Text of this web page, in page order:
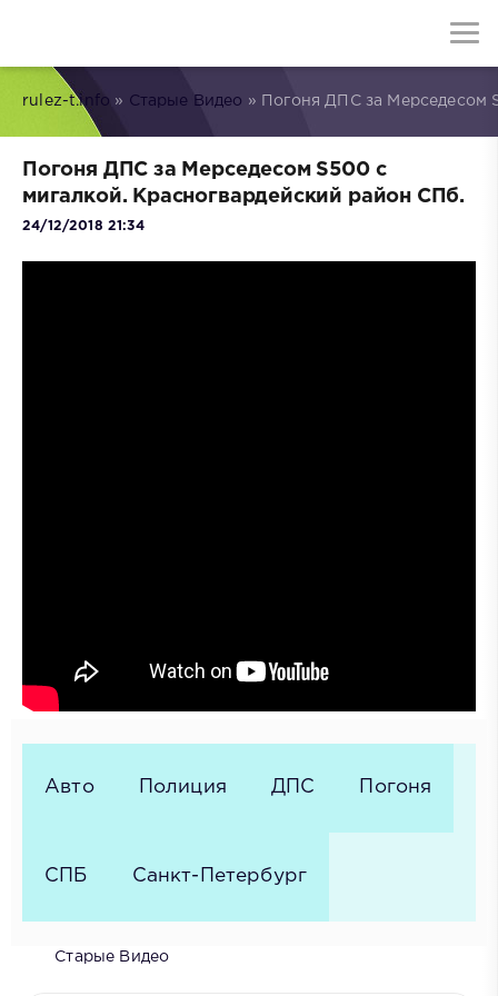
rulez-t.info » Старые Видео » Погоня ДПС за Мерседесом
Погоня ДПС за Мерседесом S500 с
мигалкой. Красногвардейский район СПб.
24/12/2018 21:34
Авто Полиция ДПС Погоня
СПБ Санкт-Петербург
Старые Видео